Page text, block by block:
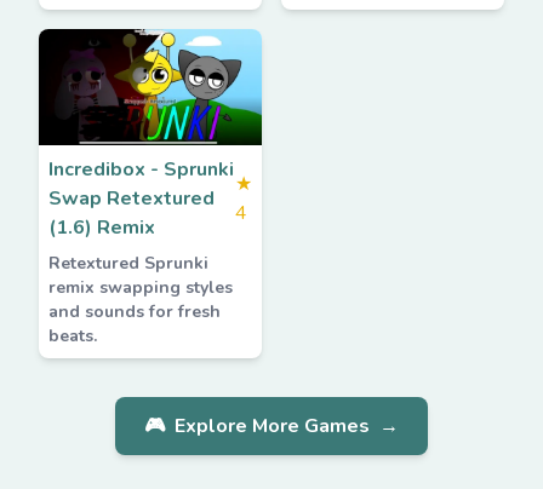
Incredibox - Sprunki
Swap Retextured
(1.6) Remix
★
4
Retextured Sprunki
remix swapping styles
and sounds for fresh
beats.
🎮 Explore More Games →